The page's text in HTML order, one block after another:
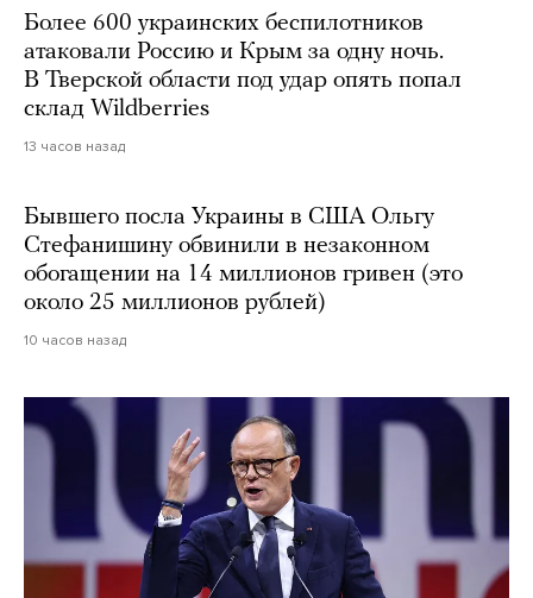
Более 600 украинских беспилотников
атаковали Россию и Крым за одну ночь.
В Тверской области под удар опять попал
склад Wildberries
13 часов назад
Бывшего посла Украины в США Ольгу
Стефанишину обвинили в незаконном
обогащении на 14 миллионов гривен (это
около 25 миллионов рублей)
10 часов назад